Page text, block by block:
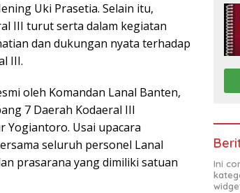
Uki Prasetia. Selain itu,
III turut serta dalam kegiatan
dan dukungan nyata terhadap
III.
oleh Komandan Lanal Banten,
7 Daerah Kodaeral III
Yogiantoro. Usai upacara
seluruh personel Lanal
prasarana yang dimiliki satuan
Ini